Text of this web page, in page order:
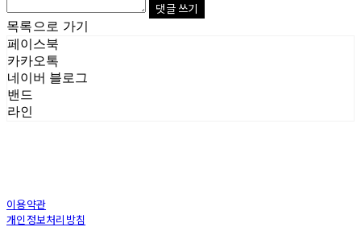
댓글 쓰기
목록으로 가기
페이스북
카카오톡
네이버 블로그
밴드
라인
이용약관
개인정보처리방침